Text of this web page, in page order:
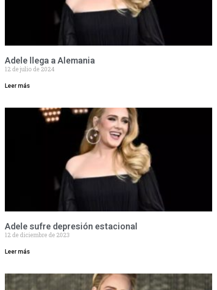
Adele llega a Alemania
12 de julio de 2024
Leer más
Adele sufre depresión estacional
12 de diciembre de 2023
Leer más